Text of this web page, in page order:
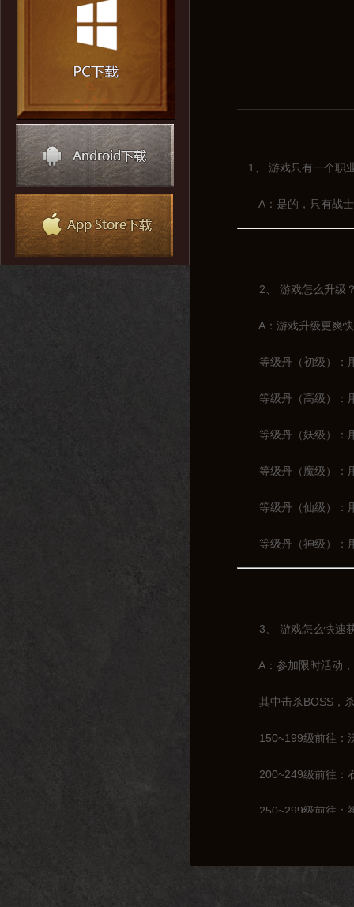
1、 游戏只有一个职
A：是的，只有战士
2、 游戏怎么升级
A：游戏升级更爽快
等级丹（初级）：
等级丹（高级）：
等级丹（妖级）：
等级丹（魔级）：
等级丹（仙级）：
等级丹（神级）：
3、 游戏怎么快速
A：参加限时活动，
其中击杀BOSS，杀
150~199级前往：沃
200~249级前往：石
250~299级前往：祖